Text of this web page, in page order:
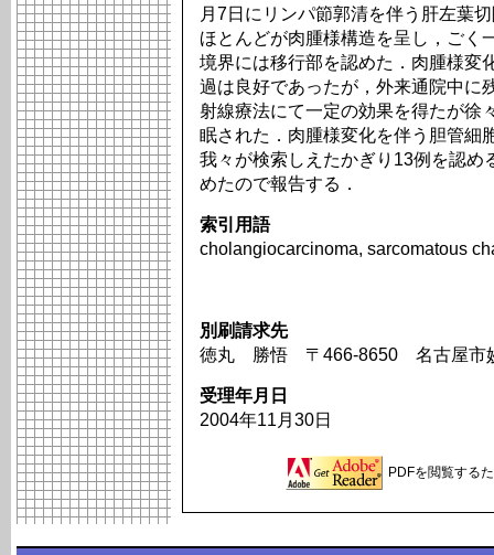
月7日にリンパ節郭清を伴う肝左葉
ほとんどが肉腫様構造を呈し，ごく
境界には移行部を認めた．肉腫様変
過は良好であったが，外来通院中に
射線療法にて一定の効果を得たが徐
眠された．肉腫様変化を伴う胆管細
我々が検索しえたかぎり13例を認め
めたので報告する．
索引用語
cholangiocarcinoma, sarcomatous
別刷請求先
徳丸 勝悟 〒466-8650 名古屋市
受理年月日
2004年11月30日
PDFを閲覧する